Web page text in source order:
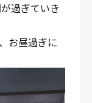
原嶋ビル1F
14:00〜19:00
過ぎていき
お昼過ぎに